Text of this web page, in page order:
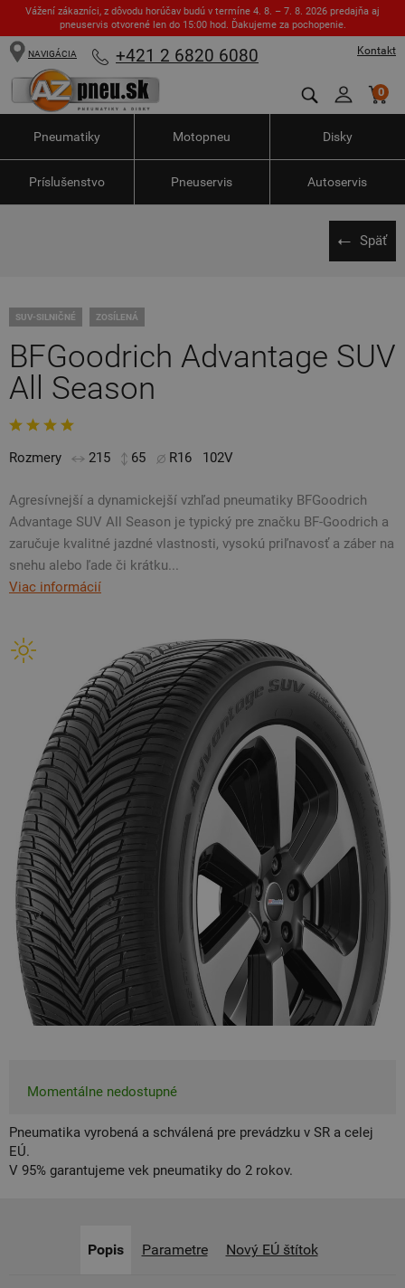
Vážení zákazníci, z dôvodu horúčav budú v termíne 4. 8. – 7. 8. 2026 predajňa aj
pneuservis otvorené len do 15:00 hod. Ďakujeme za pochopenie.
Kontakt
NAVIGÁCIA +421 2 6820 6080
0
Pneumatiky Motopneu Disky
Príslušenstvo Pneuservis Autoservis
Späť
SUV-SILNIČNÉ ZOSÍLENÁ
BFGoodrich Advantage SUV
All Season
Rozmery 215 65 R16 102V
Agresívnejší a dynamickejší vzhľad pneumatiky BFGoodrich
Advantage SUV All Season je typický pre značku BF-Goodrich a
zaručuje kvalitné jazdné vlastnosti, vysokú priľnavosť a záber na
snehu alebo ľade či krátku...
Viac informácií
Momentálne nedostupné
Pneumatika vyrobená a schválená pre prevádzku v SR a celej
EÚ.
V 95% garantujeme vek pneumatiky do 2 rokov.
Popis Parametre Nový EÚ štítok